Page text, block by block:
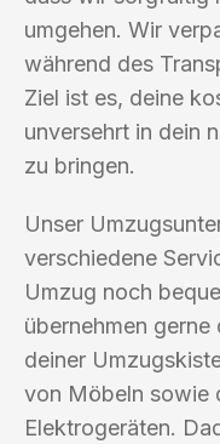
umgehen. Wir
während des
Ziel ist es, deine
unversehrt in dein
zu bringen.
Unser
verschiedene
Umzug noch
übernehmen
deiner
von Möbeln sowie
Elektrogeräten.